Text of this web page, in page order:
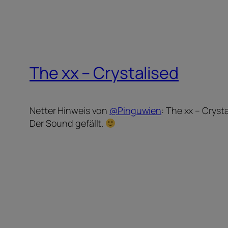
The xx – Crystalised
Netter Hinweis von @Pinguwien: The xx –
Der Sound gefällt.